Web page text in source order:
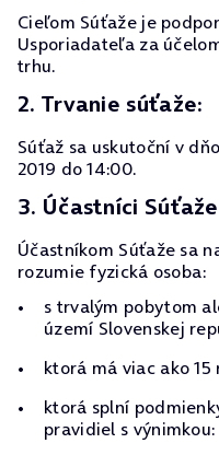
Cieľom Súťaže je
Usporiadateľa za
trhu.
2. Trvanie súťaže:
Súťaž sa uskutoční v
2019 do 14:00.
3. Účastníci
Účastníkom Súťaže sa
rozumie fyzická osoba:
s trvalým pobytom
území Slovenskej
ktorá má viac ako 15
ktorá splní
pravidiel s výnimkou: